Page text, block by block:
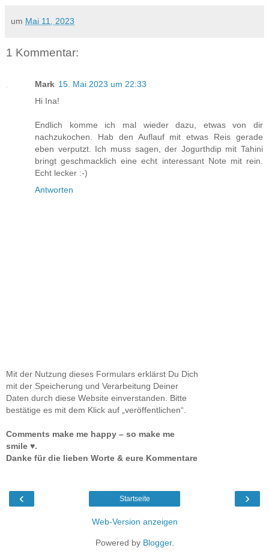
um Mai 11, 2023
1 Kommentar:
Mark 15. Mai 2023 um 22:33
Hi Ina!
Endlich komme ich mal wieder dazu, etwas von dir
nachzukochen. Hab den Auflauf mit etwas Reis gerade
eben verputzt. Ich muss sagen, der Jogurthdip mit Tahini
bringt geschmacklich eine echt interessant Note mit rein.
Echt lecker :-)
Antworten
Mit der Nutzung dieses Formulars erklärst Du Dich
mit der Speicherung und Verarbeitung Deiner
Daten durch diese Website einverstanden. Bitte
bestätige es mit dem Klick auf „veröffentlichen“.
Comments make me happy – so make me
smile ♥.
Danke für die lieben Worte & eure Kommentare
‹ ›
Startseite
Web-Version anzeigen
Powered by Blogger.